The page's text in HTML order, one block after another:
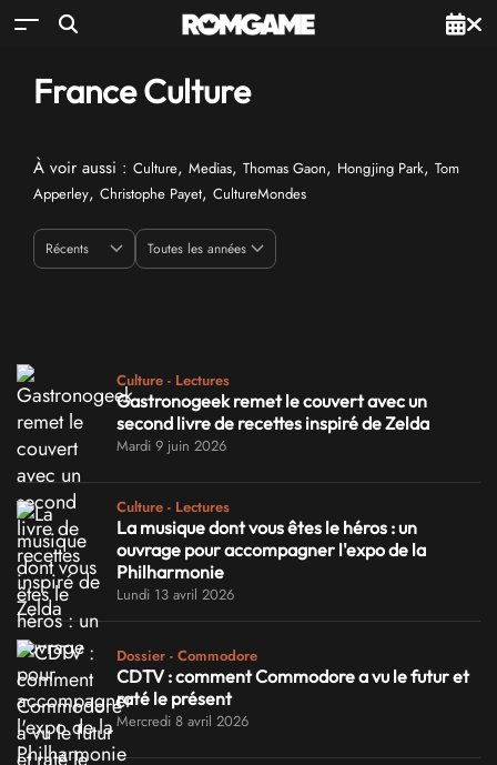
France Culture
À voir aussi : Culture, Medias, Thomas Gaon, Hongjing Park, Tom
Apperley, Christophe Payet, CultureMondes
Culture - Lectures
Gastronogeek remet le couvert avec un
second livre de recettes inspiré de Zelda
Mardi 9 juin 2026
Culture - Lectures
La musique dont vous êtes le héros : un
ouvrage pour accompagner l'expo de la
Philharmonie
Lundi 13 avril 2026
Dossier - Commodore
CDTV : comment Commodore a vu le futur et
raté le présent
Mercredi 8 avril 2026